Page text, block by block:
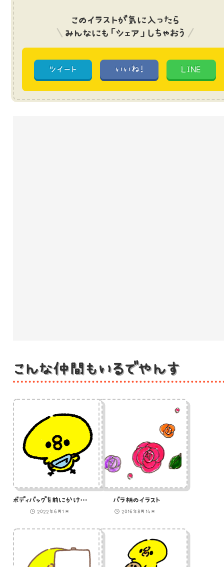
このイラストが気に入ったら
みんなにも「シェア」しちゃおう
ツイート いいね! LINE
こんな仲間もいるでやんす
ボディバッグを前にかけているひよこのイラスト
2022年6月1日
バラ柄のイラスト
2016年8月14日